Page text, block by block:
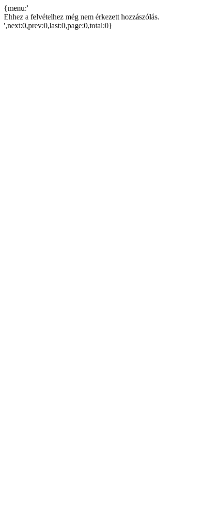
{menu:'
Ehhez a felvételhez még nem érkezett hozzászólás.
',next:0,prev:0,last:0,page:0,total:0}